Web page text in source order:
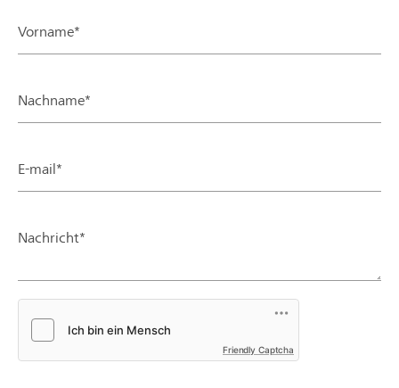
Vorname*
Nachname*
E-mail*
Nachricht*
Friendly Captcha